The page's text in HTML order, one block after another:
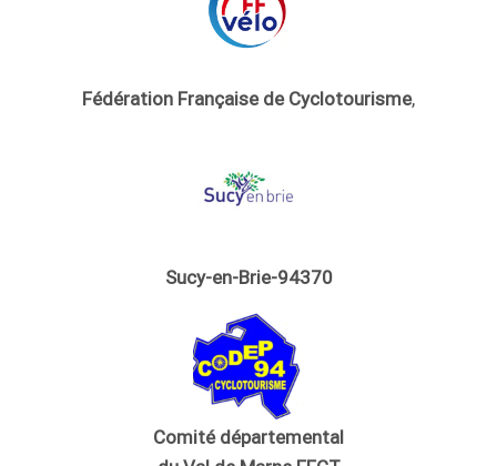
Fédération Française de Cyclotourisme,
Sucy-en-Brie-94370
Comité départemental